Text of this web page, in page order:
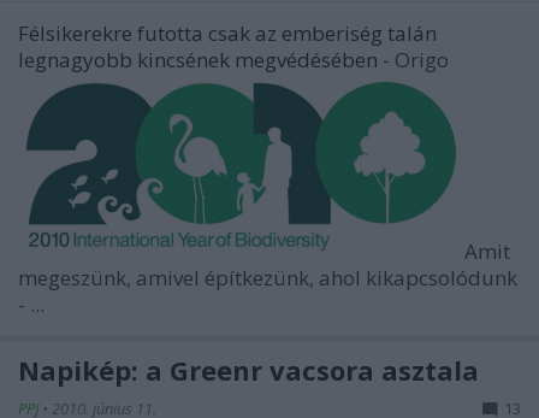
Félsikerekre futotta csak az emberiség talán
legnagyobb kincsének megvédésében - Origo
Amit
megeszünk, amivel építkezünk, ahol kikapcsolódunk
- ...
Napikép: a Greenr vacsora asztala
PPJ • 2010. június 11. 13